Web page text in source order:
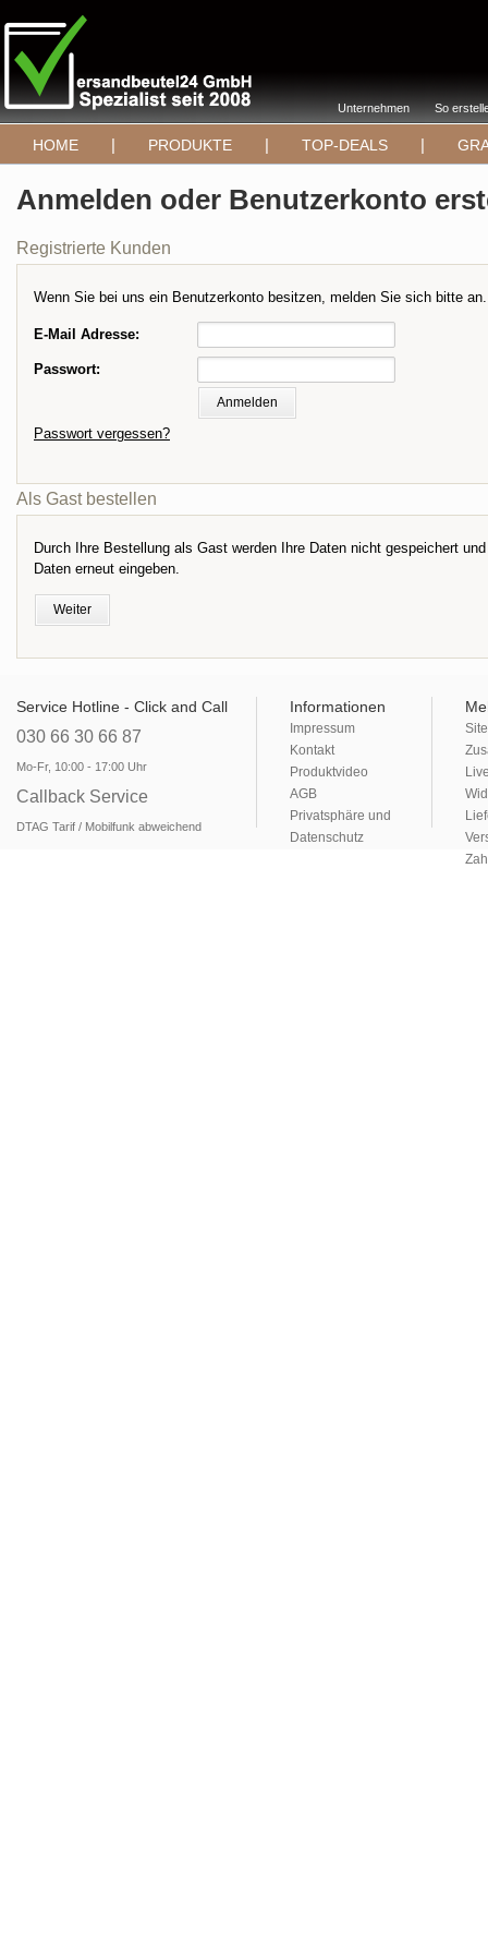
Unternehmen So
HOME | PRODUKTE | TOP-DEALS |
Anmelden oder Benutzerkonto
Registrierte Kunden
Wenn Sie bei uns ein Benutzerkonto besitzen, melden Sie sich bitte an.
E-Mail Adresse:
Passwort:
Passwort vergessen?
Als Gast bestellen
Durch Ihre Bestellung als Gast werden Ihre Daten nicht gespeichert
Daten erneut eingeben.
Weiter
Service Hotline - Click and Call
030 66 30 66 87
Mo-Fr, 10:00 - 17:00 Uhr
Callback Service
DTAG Tarif / Mobilfunk abweichend
Informationen
Impressum
Kontakt
Produktvideo
AGB
Privatsphäre und
Datenschutz